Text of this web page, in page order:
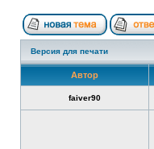
Версия для печати
Автор
faiver90